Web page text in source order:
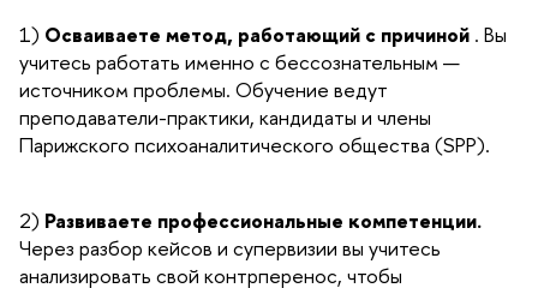
1) Осваиваете метод, работающий с причиной . Вы
учитесь работать именно с бессознательным —
источником проблемы. Обучение ведут
преподаватели-практики, кандидаты и члены
Парижского психоаналитического общества (SPP).
2) Развиваете профессиональные компетенции.
Через разбор кейсов и супервизии вы учитесь
анализировать свой контрперенос, чтобы